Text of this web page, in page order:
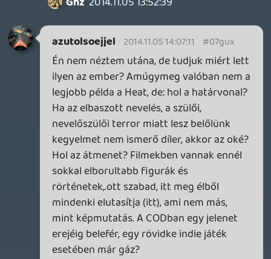
azutolsoejjel 2014.11.05 12:32:54
azutolsoejjel 2014.11.05 12:32:54 #07guu
A Hatred megitélésével nagyon nem értek
egyet. Oké, pénz miatt készült, de
jóformán mi nem a nyereség szellemében
szület a játékiparban? A filmiparos téma
pont jó. Ott sokszor elmosott a jó és a
rossz közti határ, már ha van, legjobb
példa erre egyik kedvencem a Heat
(Szemtől szemben). Filmekben néha együtt
lehet érezni a "gonosszal" is, lehet neki is jó
oldala satöbbi. Most akkor az ő
szemszögükből soha ne lehessen
végigtolni egy játékot? Mindig csak a jó, a